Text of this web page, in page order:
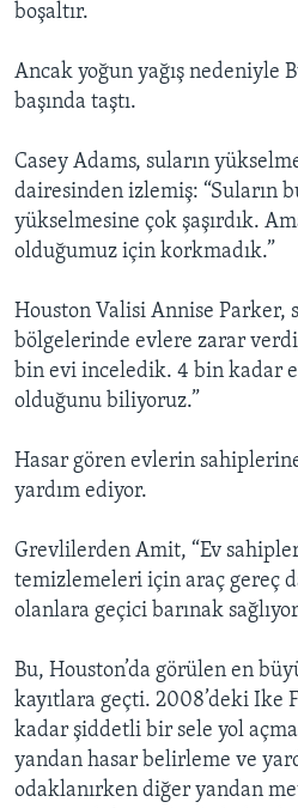
boşaltır.
Ancak yoğun yağış nedeniyle
başında taştı.
Casey Adams, suların
dairesinden izlemiş: “Suların
yükselmesine çok şaşırdık.
olduğumuz için korkmadık.”
Houston Valisi Annise Parker,
bölgelerinde evlere zarar
bin evi inceledik. 4 bin kadar
olduğunu biliyoruz.”
Hasar gören evlerin
yardım ediyor.
Grevlilerden Amit, “Ev
temizlemeleri için araç gereç
olanlara geçici barınak
Bu, Houston’da görülen en
kayıtlara geçti. 2008’deki Ike
kadar şiddetli bir sele yol
yandan hasar belirleme ve
odaklanırken diğer yandan